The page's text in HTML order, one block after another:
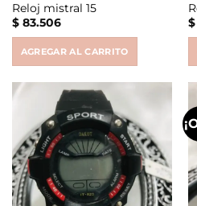
Reloj mistral 15
$83.506
AGREGAR AL CARRITO
$